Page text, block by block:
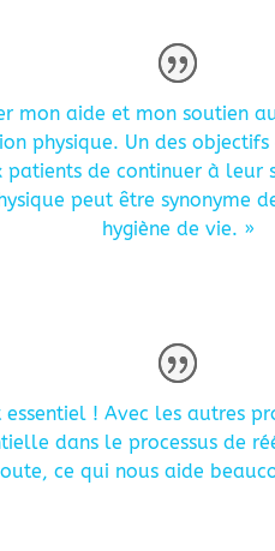
mon aide et mon
physique. Un des
patients de continuer à
peut être synonyme
hygiène de vie. »
! Avec les autres
dans le processus de
ce qui nous aide